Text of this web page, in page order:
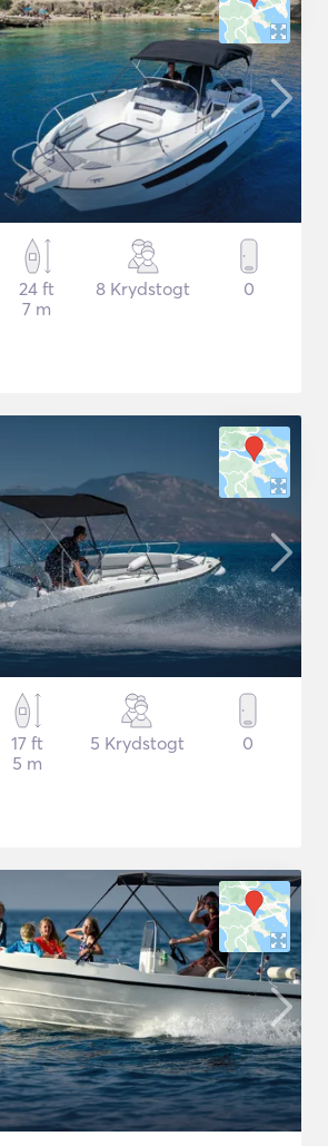
24 ft
7 m
8 Krydstogt 0
17 ft
5 m
5 Krydstogt 0